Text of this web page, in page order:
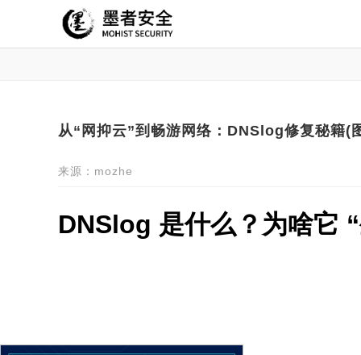
从“网抑云”到畅游网络：DNSlog修复秘籍(
来源：mozhe
DNSlog 是什么？为啥它